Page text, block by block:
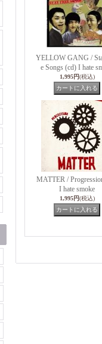
YELLOW GANG /
e Songs (cd) I hate
1,995円(税込)
MATTER /
I hate smoke
1,995円(税込)